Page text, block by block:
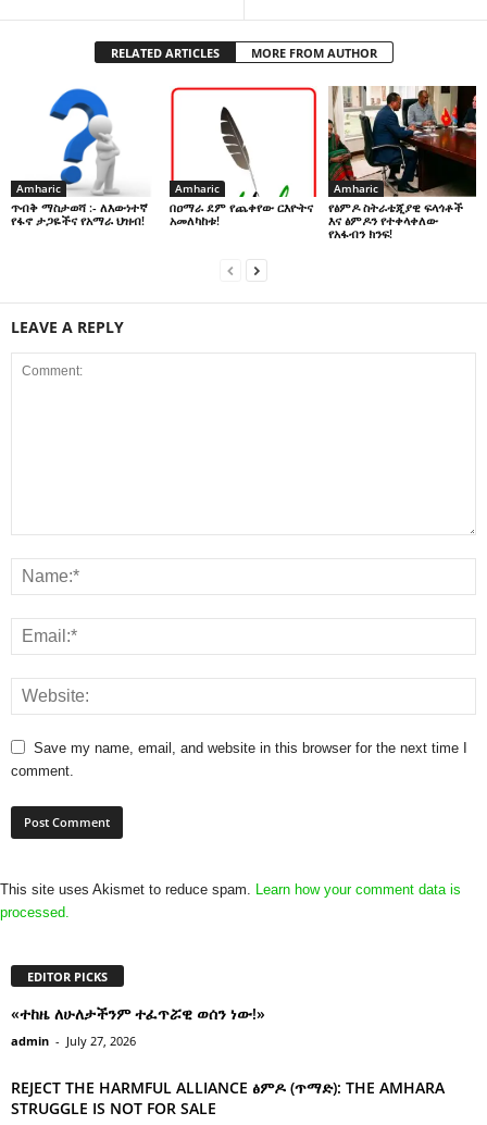
RELATED ARTICLES MORE FROM AUTHOR
Amharic
ጥብቅ ማስታወሻ :- ለእውነተኛ
የፋኖ ታጋዬችና የአማራ ህዝብ!
Amharic
በዐማራ ደም የጨቀየው ርእዮትና
አመለካከቱ!
Amharic
የፅምዶ ስትራቴጂያዊ ፍላጎቶች
እና ፅምዶን የተቀላቀለው
የአፋብን ክንፍ!
LEAVE A REPLY
Save my name, email, and website in this browser for the next time I
comment.
This site uses Akismet to reduce spam.
Learn how your comment data is
processed.
EDITOR PICKS
«ተከዜ ለሁለታችንም ተፈጥሯዊ ወሰን ነው!»
admin - July 27, 2026
REJECT THE HARMFUL ALLIANCE ፅምዶ (ጥማድ): THE AMHARA
STRUGGLE IS NOT FOR SALE